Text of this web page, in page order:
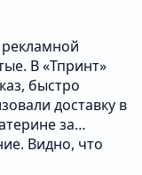
В «Тпринт»
быстро
доставку в
за
Видно, что